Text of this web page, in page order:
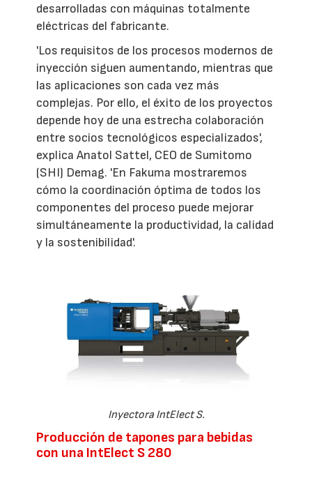
desarrolladas con máquinas totalmente
eléctricas del fabricante.
'Los requisitos de los procesos modernos de
inyección siguen aumentando, mientras que
las aplicaciones son cada vez más
complejas. Por ello, el éxito de los proyectos
depende hoy de una estrecha colaboración
entre socios tecnológicos especializados',
explica Anatol Sattel, CEO de Sumitomo
(SHI) Demag. 'En Fakuma mostraremos
cómo la coordinación óptima de todos los
componentes del proceso puede mejorar
simultáneamente la productividad, la calidad
y la sostenibilidad'.
Inyectora IntElect S.
Producción de tapones para bebidas
con una IntElect S 280